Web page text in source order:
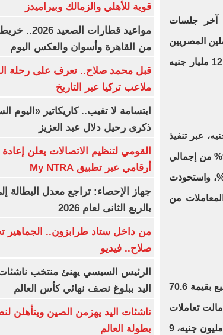
آخر جلسات
المصريين
فيما مالت تعاملات العرب والأجانب للبيع، وربح رأس المال السوقي 12 مليار جنيه
مليار ورقة مالية بقيمة 5.2 مليار جنيه، عبر تنفيذ
109.3 ألف عملية لعدد 213 شركة، وسجلت تعاملات المصريين 90.65% من إجمالي
بينما استحوذ الأجانب على نسبة 3.4%، والعرب على 5.95%، واستحوذت
المعاملات من
ومالت صافي تعاملات الأفراد العرب والمؤسسات العربية والأجنبية للبيع بقيمة 70.6
فيما مالت تعاملات
الأفراد المصريين والأجانب والمؤسسات المصرية للشراء بقيمة 211.1 مليون جنيه، 9
قوية للأهلي والزمالك وبيراميدز
مواعيد قطارات
من القاهرة وأسوان والعكس اليوم
قبل محمد صلاح.. تعرف على رحلة
ملاعب تركيا عبر التاريخ
ابتسامة لا تغيب.. كاريكاتير «اليوم
ذكرى رحيل دلال عبد العزيز
القومي لتنظيم الاتصالات يعلن
أرقامي عبر تطبيق My NTRA
بالربع الثانى لعام 2026
من داخل ستاد طرابزون.. الجماهير
صلاح.. فيديو
الرئيس السيسي يهنئ منتخب
اليد ببلوغ نصف نهائي كأس العالم
ناشئات اليد يهزمن الصين ويتأهلن
بطولة العالم